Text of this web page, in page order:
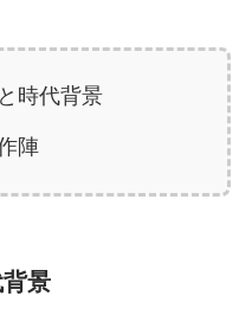
時代背景
陣
景